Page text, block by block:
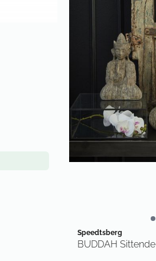
Speedtsberg
BUDDAH Sittende